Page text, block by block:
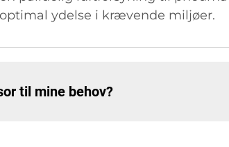
ydelse i krævende miljøer.
til mine behov?